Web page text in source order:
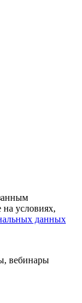
условиях,
данных
вебинары